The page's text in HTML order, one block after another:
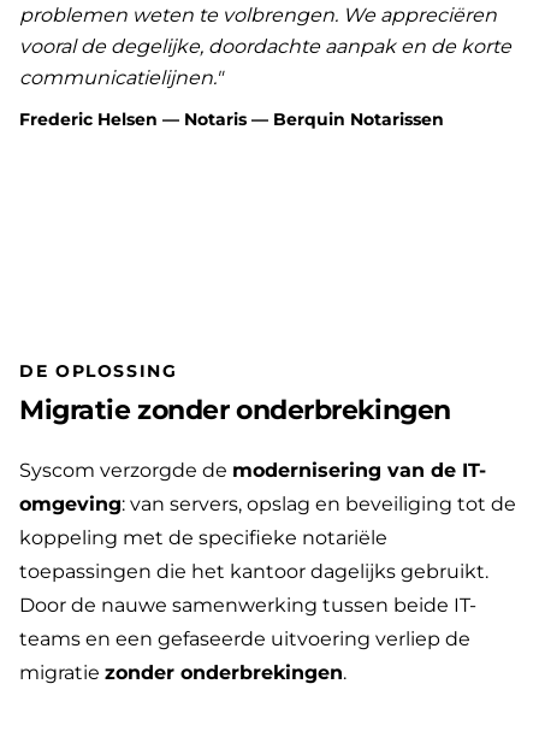
problemen weten te volbrengen. We appreciëren
vooral de degelijke, doordachte aanpak en de korte
communicatielijnen."
Frederic Helsen — Notaris — Berquin Notarissen
DE OPLOSSING
Migratie zonder onderbrekingen
Syscom verzorgde de modernisering van de IT-
omgeving: van servers, opslag en beveiliging tot de
koppeling met de specifieke notariële
toepassingen die het kantoor dagelijks gebruikt.
Door de nauwe samenwerking tussen beide IT-
teams en een gefaseerde uitvoering verliep de
migratie zonder onderbrekingen.